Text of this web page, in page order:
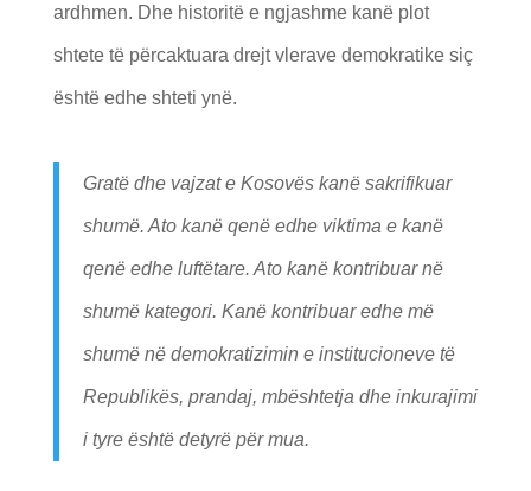
ardhmen. Dhe historitë e ngjashme kanë plot
shtete të përcaktuara drejt vlerave demokratike siç
është edhe shteti ynë.
Gratë dhe vajzat e Kosovës kanë sakrifikuar
shumë. Ato kanë qenë edhe viktima e kanë
qenë edhe luftëtare. Ato kanë kontribuar në
shumë kategori. Kanë kontribuar edhe më
shumë në demokratizimin e institucioneve të
Republikës, prandaj, mbështetja dhe inkurajimi
i tyre është detyrë për mua.